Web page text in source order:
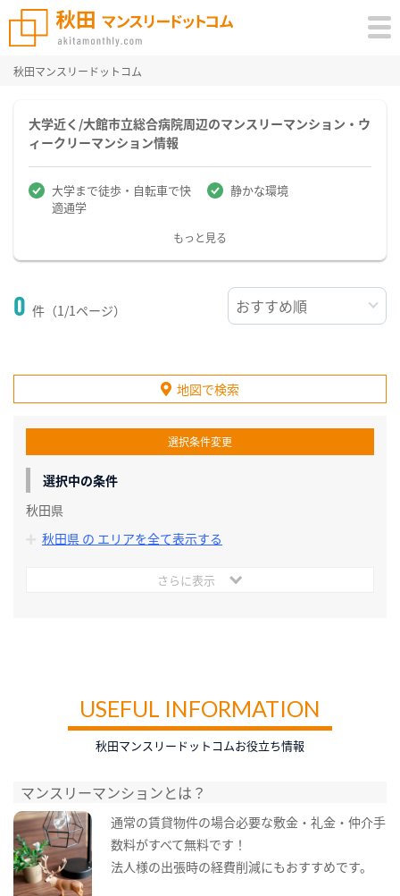
秋田マンスリードットコム
大学近く/大館市立総合病院周辺のマンスリーマンション・ウ
ィークリーマンション情報
大学まで徒歩・自転車で快
適通学
静かな環境
もっと見る
0 件（1/1ページ）
地図で検索
選択条件変更
選択中の条件
秋田県
秋田県 の エリアを全て表示する
さらに表示
USEFUL INFORMATION
秋田マンスリードットコムお役立ち情報
マンスリーマンションとは？
通常の賃貸物件の場合必要な敷金・礼金・仲介手
数料がすべて無料です！
法人様の出張時の経費削減にもおすすめです。